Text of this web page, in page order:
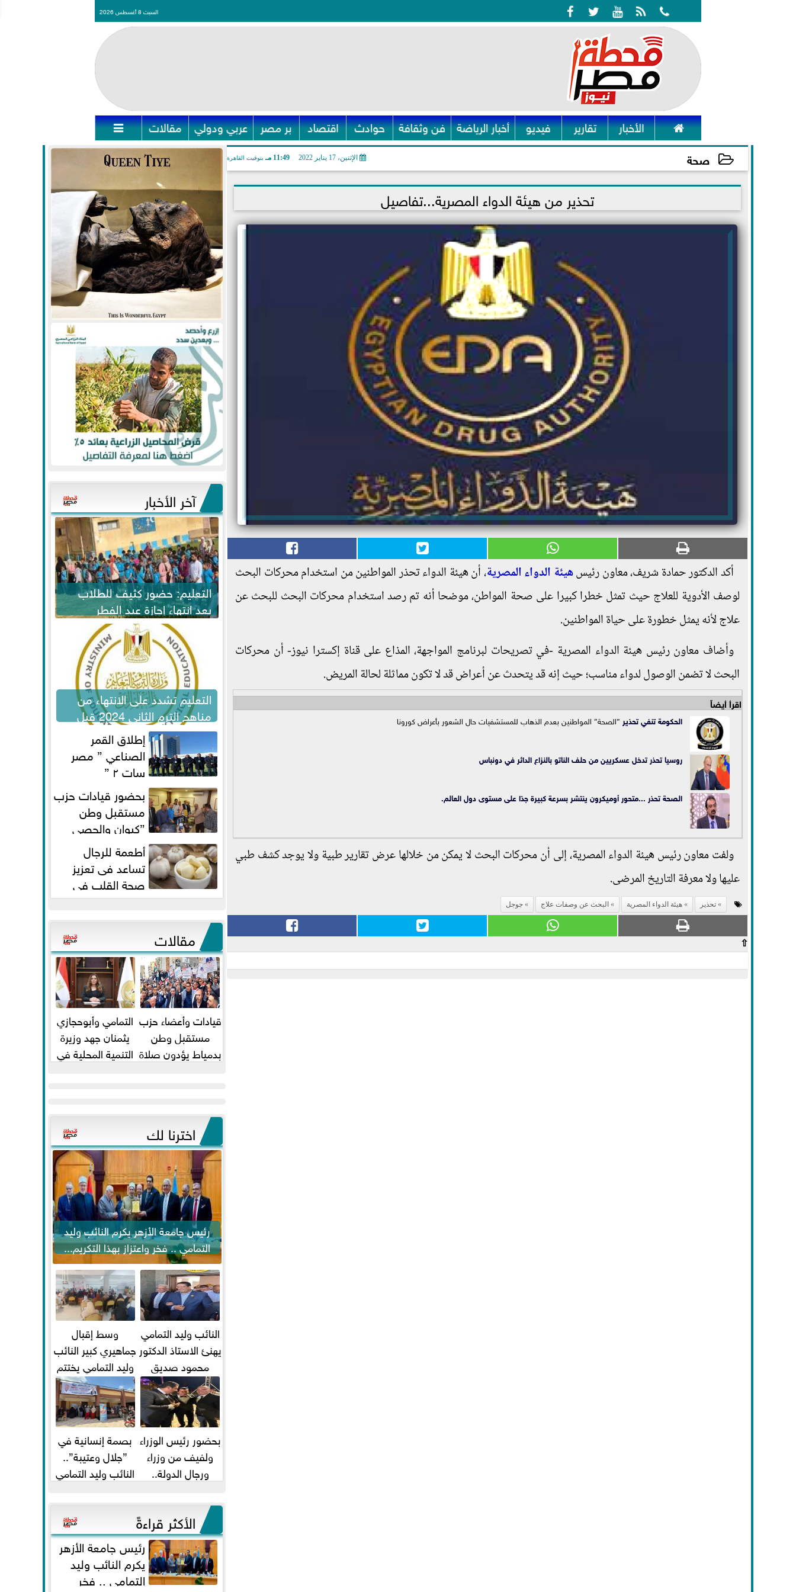
     السبت 8 أغسطس 2026
 الأخبار تقارير فيديو أخبار الرياضة فن وثقافة حوادث اقتصاد بر مصر عربي ودولي مقالات 
صحة الإثنين، 17 يناير 2022 11:49 مـ بتوقيت القاهرة
2022-01-17 23:49:14 تحذير من هيئة الدواء المصرية...تفاصيل
أكد الدكتور حمادة شريف، معاون رئيسهيئة الدواء المصرية، أن هيئة الدواء تحذر المواطنين من استخدام محركات البحث
لوصف الأدوية للعلاج حيث تمثل خطرا كبيرا على صحة المواطن، موضحا أنه تم رصد استخدام محركات البحث للبحث عن
علاج لأنه يمثل خطورة على حياة المواطنين.
وأضاف معاون رئيس هيئة الدواء المصرية -في تصريحات لبرنامج المواجهة، المذاع على قناة إكسترا نيوز- أن محركات
البحث لا تضمن الوصول لدواء مناسب؛ حيث إنه قد يتحدث عن أعراض قد لا تكون مماثلة لحالة المريض.
اقرأ أيضاً
الحكومة تنفيتحذير ”الصحة” المواطنين بعدم الذهاب للمستشفيات حال الشعور بأعراض كورونا
روسيا تحذر تدخل عسكريين من حلف الناتو بالنزاع الدائر في دونباس
الصحة تحذر ...متحور أوميكرون ينتشر بسرعة كبيرة جدًا على مستوى دول العالم.
ولفت معاون رئيس هيئة الدواء المصرية، إلى أن محركات البحث لا يمكن من خلالها عرض تقارير طبية ولا يوجد كشف طبي
عليها ولا معرفة التاريخ المرضى.
تحذير هيئة الدواء المصرية البحث عن وصفات علاج جوجل
⇧
آخر الأخبار
التعليم: حضور كثيف للطلاب
بعد انتهاء إجازة عيد الفطر
لاستكمال المناهج
التعليم تشدد على الانتهاء من
مناهج الترم الثاني 2024 قبل
الامتحانات
إطلاق القمر
الصناعي ” مصر
سات ٢ ”
بحضور قيادات حزب
مستقبل وطن
”كيوان والحصي
والتمامي وابوحجازي وعيسي” أمانه
كفر...
أطعمة للرجال
تساعد فى تعزيز
صحة القلب فى
سن الأربعين
مقالات
قيادات وأعضاء حزب
مستقبل وطن
بدمياط يؤدون صلاة
التمامي وأبوحجازي
يثمنان جهد وزيرة
التنمية المحلية في
اخترنا لك
رئيس جامعة الأزهر يكرم النائب وليد
التمامي .. فخر واعتزاز بهذا التكريم...
النائب وليد التمامي
يهنئ الاستاذ الدكتور
محمود صديق
تكليفة قائم باعمال
...
وسط إقبال
جماهيري كبير النائب
وليد التمامي يختتم
أضخم قافلة طبية
مجانية...
بحضور رئيس الوزراء
ولفيف من وزراء
ورجال الدولة..
ومحمد...
بصمة إنسانية في
”جلال وعتيبة”..
النائب وليد التمامي
شيحة يداويان...
الأكثر قراءةً
رئيس جامعة الأزهر
يكرم النائب وليد
التمامي .. فخر